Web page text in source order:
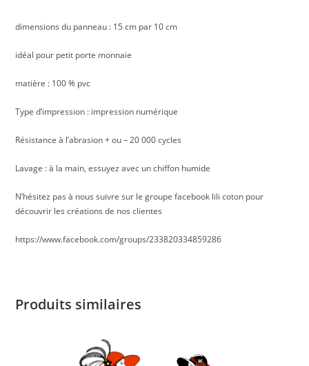
dimensions du panneau : 15 cm par 10 cm
idéal pour petit porte monnaie
matière : 100 % pvc
Type d’impression : impression numérique
Résistance à l’abrasion + ou – 20 000 cycles
Lavage : à la main, essuyez avec un chiffon humide
N’hésitez pas à nous suivre sur le groupe facebook lili coton pour
découvrir les créations de nos clientes
https://www.facebook.com/groups/233820334859286
Produits similaires